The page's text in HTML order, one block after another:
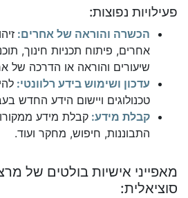
פעילויות נפוצות:
הכשרה והוראה של אחרים:
אחרים, פיתוח תכניות חינוך,
שיעורים והוראה או הדרכה של
עדכון ושימוש בידע רלוונטי:
טכנולוגים ויישום הידע החדש
קבלת מידע: קבלת מידע
התבוננות, חיפוש, מחקר ועוד.
מאפייני אישיות בולטים של
סוציאלית: